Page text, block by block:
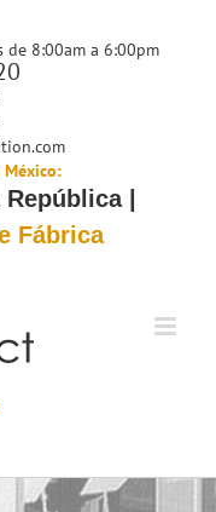
de 8:00am a 6:00pm
México:
|
Fábrica